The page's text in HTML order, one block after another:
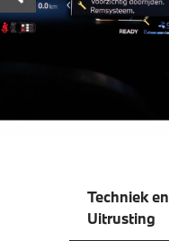
Techniek en
Uitrusting